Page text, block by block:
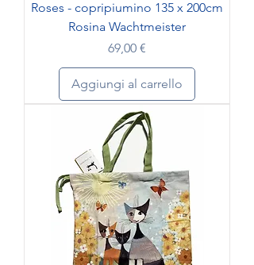
Roses - copripiumino 135 x 200cm
Rosina Wachtmeister
Prezzo
69,00 €
Aggiungi al carrello